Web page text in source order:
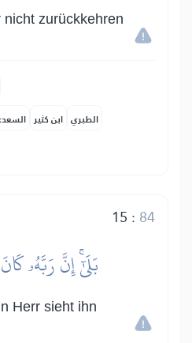
zurückkehren
ابن كثير الطبري
15 : 84
بَلَىٰٓۚ إِنَّ رَبَّهُۥ
Herr sieht ihn